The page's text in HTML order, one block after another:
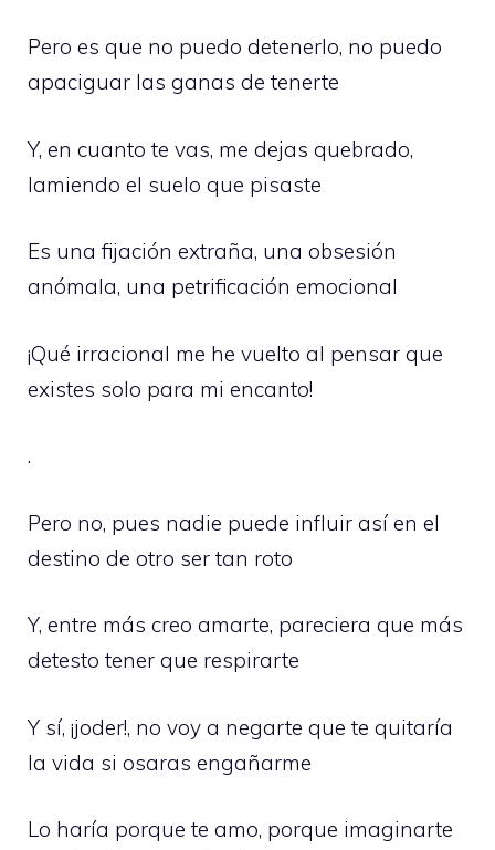
Pero es que no puedo detenerlo, no puedo
apaciguar las ganas de tenerte
Y, en cuanto te vas, me dejas quebrado,
lamiendo el suelo que pisaste
Es una fijación extraña, una obsesión
anómala, una petrificación emocional
¡Qué irracional me he vuelto al pensar que
existes solo para mi encanto!
.
Pero no, pues nadie puede influir así en el
destino de otro ser tan roto
Y, entre más creo amarte, pareciera que más
detesto tener que respirarte
Y sí, ¡joder!, no voy a negarte que te quitaría
la vida si osaras engañarme
Lo haría porque te amo, porque imaginarte